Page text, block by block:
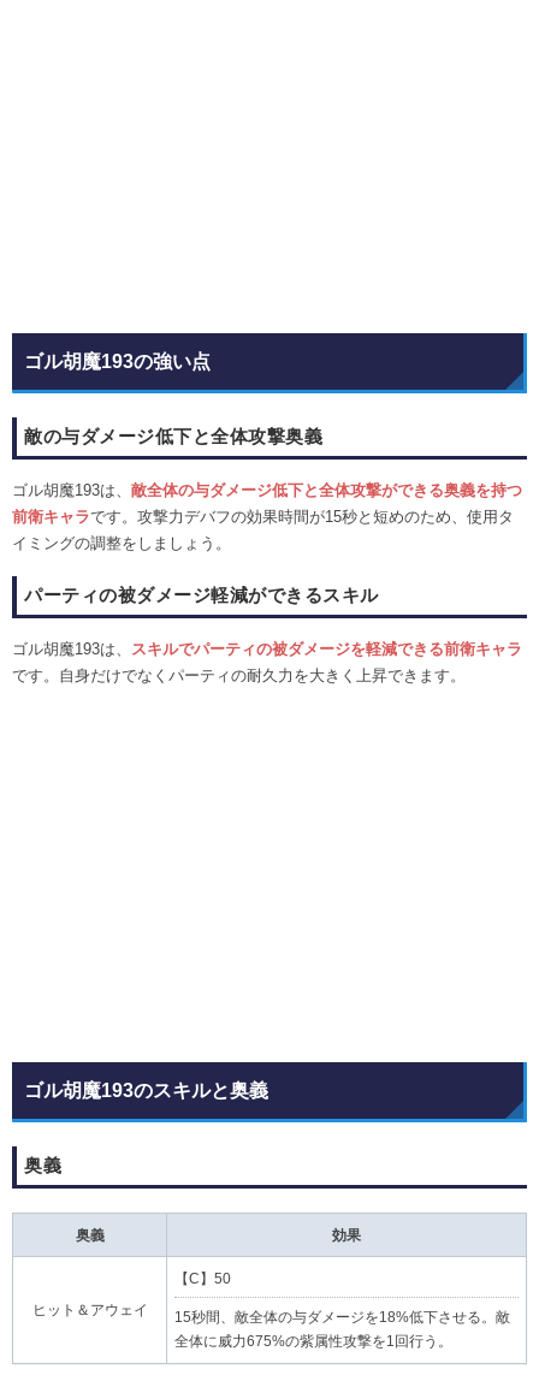
ゴル胡魔193の強い点
敵の与ダメージ低下と全体攻撃奥義
ゴル胡魔193は、 敵全体の与ダメージ低下と全体攻撃ができる奥義を持つ
前衛キャラです。攻撃力デバフの効果時間が15秒と短めのため、使用タ
イミングの調整をしましょう。
パーティの被ダメージ軽減ができるスキル
ゴル胡魔193は、
スキルでパーティの被ダメージを軽減できる前衛キャラ
です。自身だけでなくパーティの耐久力を大きく上昇できます。
ゴル胡魔193のスキルと奥義
奥義
奥義 効果
ヒット＆アウェイ
【C】50
15秒間、敵全体の与ダメージを18%低下させる。敵
全体に威力675%の紫属性攻撃を1回行う。